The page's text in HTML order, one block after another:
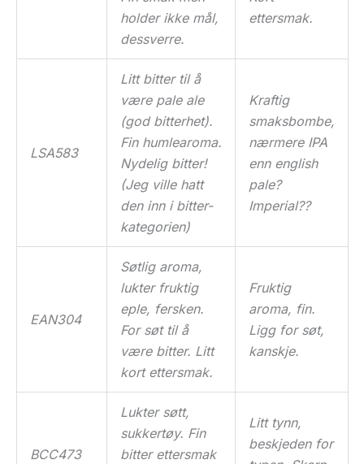
holder ikke mål,
dessverre.
ettersmak.
LSA583
Litt bitter til å
være pale ale
(god bitterhet).
Fin humlearoma.
Nydelig bitter!
(Jeg ville hatt
den inn i bitter-
kategorien)
Kraftig
smaksbombe,
nærmere IPA
enn english
pale?
Imperial??
EAN304
Søtlig aroma,
lukter fruktig
eple, fersken.
For søt til å
være bitter. Litt
kort ettersmak.
Fruktig
aroma, fin.
Ligg for søt,
kanskje.
BCC473
Lukter søtt,
sukkertøy. Fin
bitter ettersmak
Litt tynn,
beskjeden for